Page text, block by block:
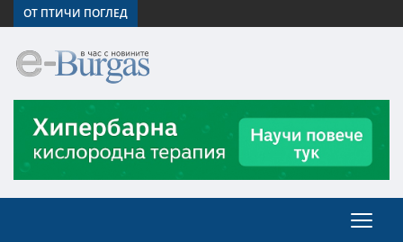
ОТ ПТИЧИ ПОГЛЕД